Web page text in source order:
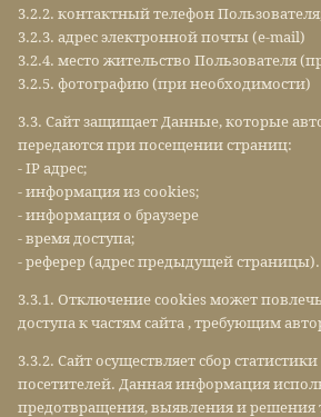
3.2.2. контактный телефон
3.2.3. адрес электронной почты (e-mail)
3.2.4. место жительство Пользователя
3.2.5. фотографию (при необходимости)
3.3. Сайт защищает Данные, которые
передаются при посещении страниц:
- IP адрес;
- информация из cookies;
- информация о браузере
- время доступа;
- реферер (адрес предыдущей страницы).
3.3.1. Отключение cookies может
доступа к частям сайта , требующим
3.3.2. Сайт осуществляет сбор
посетителей. Данная информация
предотвращения, выявления и решения